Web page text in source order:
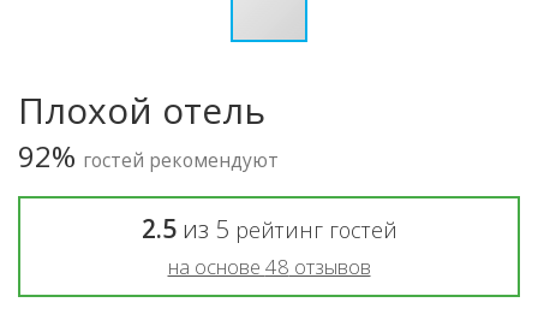
Плохой отель
92% гостей рекомендуют
2.5из 5 рейтинг гостей
на основе 48 отзывов